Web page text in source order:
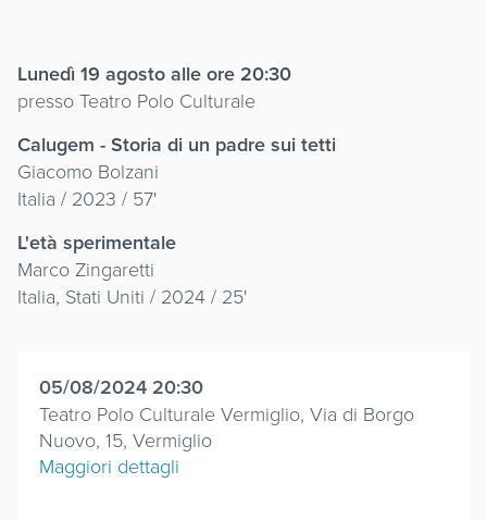
Lunedì 19 agosto alle ore 20:30
presso Teatro Polo Culturale
Calugem - Storia di un padre sui tetti
Giacomo Bolzani
Italia / 2023 / 57'
L'età sperimentale
Marco Zingaretti
Italia, Stati Uniti / 2024 / 25'
05/08/2024 20:30
Teatro Polo Culturale Vermiglio, Via di Borgo
Nuovo, 15, Vermiglio
Maggiori dettagli